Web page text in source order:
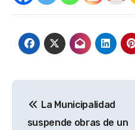
de
La Municipalidad
suspende obras de un